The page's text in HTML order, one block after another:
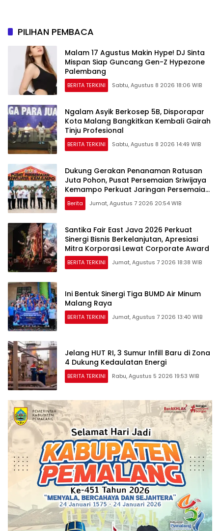
PILIHAN PEMBACA
Malam 17 Agustus Makin Hype! DJ Sinta
Mispan Siap Guncang Gen-Z Hypezone
Palembang
BERITA TERKINI Sabtu, Agustus 8 2026 18:06 WIB
Ngalam Asyik Berkosep 5B, Disporapar
Kota Malang Bangkitkan Kembali Gairah
Tinju Profesional
BERITA TERKINI Sabtu, Agustus 8 2026 14:49 WIB
Dukung Gerakan Penanaman Ratusan
Juta Pohon, Pusat Persemaian Sriwijaya
Kemampo Perkuat Jaringan Persemaian
Nasional*
Berita Jumat, Agustus 7 2026 20:54 WIB
Santika Fair East Java 2026 Perkuat
Sinergi Bisnis Berkelanjutan, Apresiasi
Mitra Korporasi Lewat Corporate Award
BERITA TERKINI Jumat, Agustus 7 2026 18:38 WIB
Ini Bentuk Sinergi Tiga BUMD Air Minum
Malang Raya
BERITA TERKINI Jumat, Agustus 7 2026 13:40 WIB
Jelang HUT RI, 3 Sumur Infill Baru di Zona
4 Dukung Kedaulatan Energi
BERITA TERKINI Rabu, Agustus 5 2026 19:53 WIB